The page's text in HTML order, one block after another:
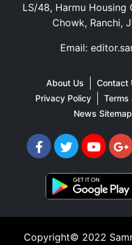
LS/48, Harmu Housing
Chowk, Ranchi,
Email:
About Us Contact
Privacy Policy
Terms
News Sitemap
Copyright© 2022